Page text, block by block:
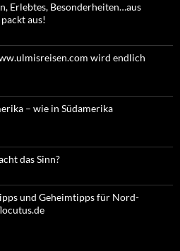
Erlebtes, Besonderheiten…aus
aus!
wird endlich
– wie in Südamerika
das Sinn?
und Geheimtipps für Nord-